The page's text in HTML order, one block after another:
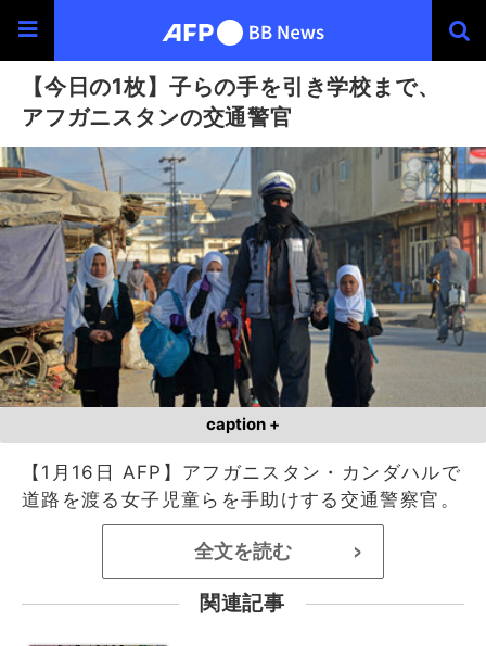
【今日の1枚】子らの手を引き学校まで、
アフガニスタンの交通警官
caption +
【1月16日 AFP】アフガニスタン・カンダハルで
道路を渡る女子児童らを手助けする交通警察官。
全文を読む >
関連記事